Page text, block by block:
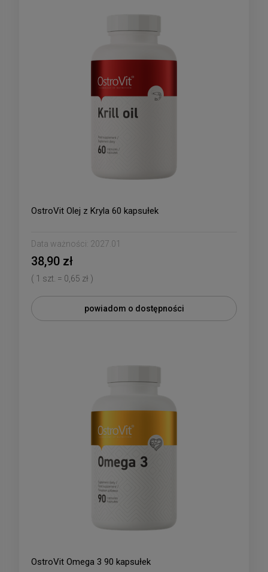
OstroVit Olej z Kryla 60 kapsułek
Data ważności: 2027.01
38,90 zł
( 1 szt. = 0,65 zł )
powiadom o dostępności
OstroVit Omega 3 90 kapsułek